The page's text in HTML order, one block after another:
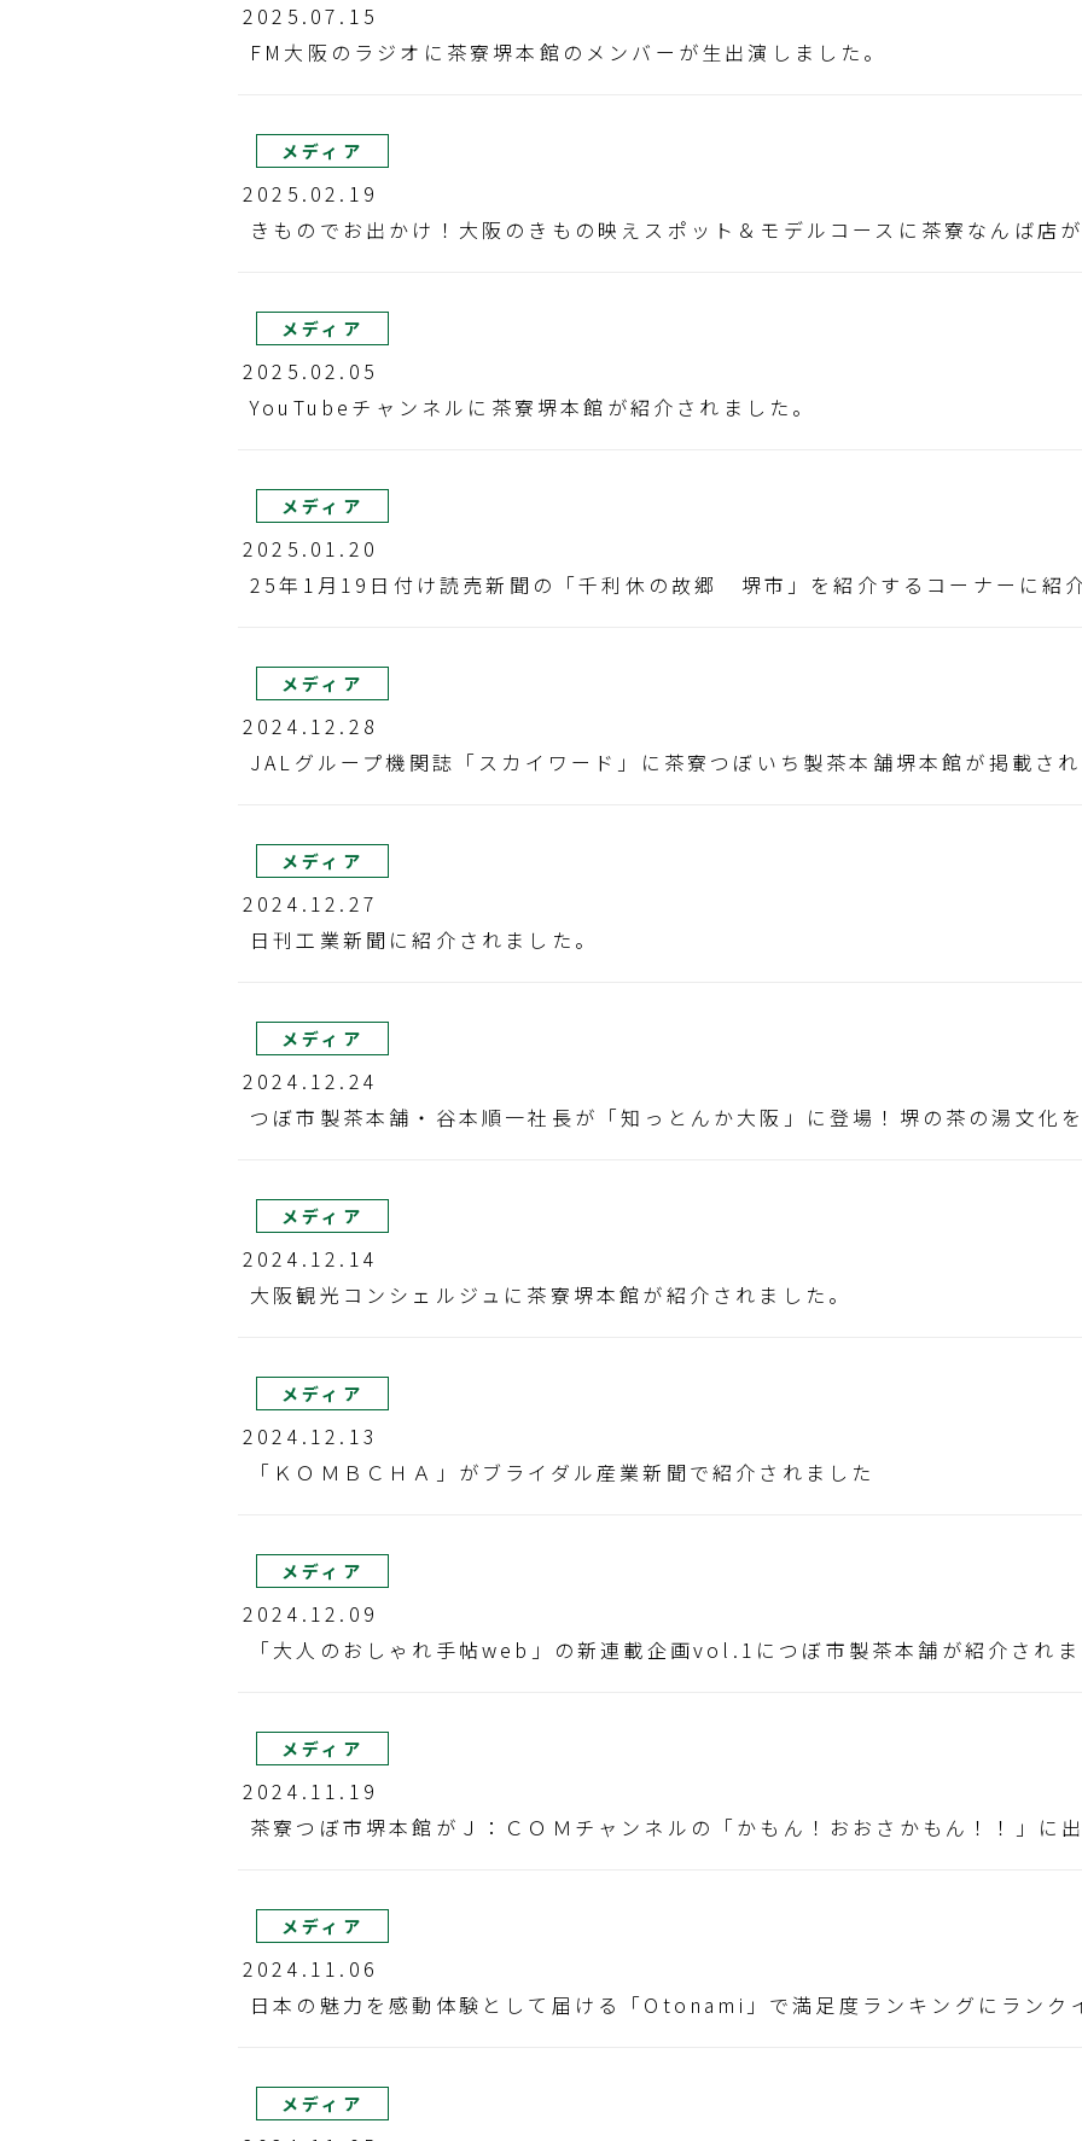
2025.07.15
FM大阪のラジオに茶寮堺本館のメンバーが生出演しました。
メディア
2025.02.19
きものでお出かけ！大阪のきもの映えスポット＆モデルコースに茶寮なんば店
メディア
2025.02.05
YouTubeチャンネルに茶寮堺本館が紹介されました。
メディア
2025.01.20
25年1月19日付け読売新聞の「千利休の故郷 堺市」を紹介するコーナーに紹介
メディア
2024.12.28
JALグループ機関誌「スカイワード」に茶寮つぼいち製茶本舗堺本館が掲載さ
メディア
2024.12.27
日刊工業新聞に紹介されました。
メディア
2024.12.24
つぼ市製茶本舗・谷本順一社長が「知っとんか大阪」に登場！堺の茶の湯文化
メディア
2024.12.14
大阪観光コンシェルジュに茶寮堺本館が紹介されました。
メディア
2024.12.13
「ＫＯＭＢＣＨＡ」がブライダル産業新聞で紹介されました
メディア
2024.12.09
「大人のおしゃれ手帖web」の新連載企画vol.1につぼ市製茶本舗が紹介されま
メディア
2024.11.19
茶寮つぼ市堺本館がＪ：ＣＯＭチャンネルの「かもん！おおさかもん！！」に出
メディア
2024.11.06
日本の魅力を感動体験として届ける「Otonami」で満足度ランキングにランク
メディア